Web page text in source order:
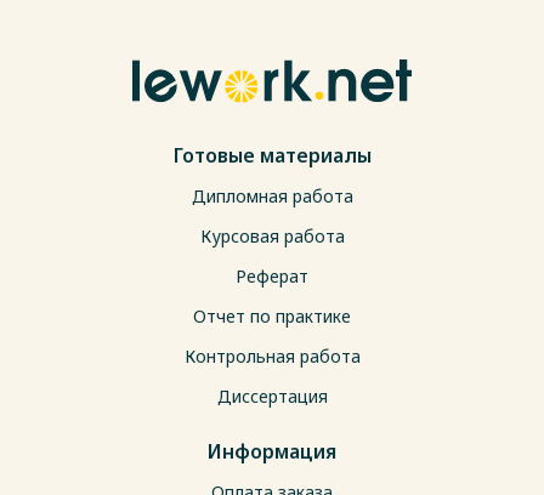
Готовые материалы
Дипломная работа
Курсовая работа
Реферат
Отчет по практике
Контрольная работа
Диссертация
Информация